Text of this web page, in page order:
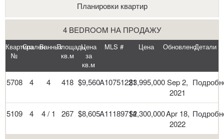
Планировки квартир
4 BEDROOM НА ПРОДАЖУ
Квартира
№
СпаленВанныхПлощадь
кв.м
Цена
за
кв.м
MLS # Цена ОбновленоДетали
5708 4 4 418 $9,560A10751221$3,995,000 Sep 2,
2021
5109 4 4 / 1 267 $8,605A11189714$2,300,000Apr 18,
2022